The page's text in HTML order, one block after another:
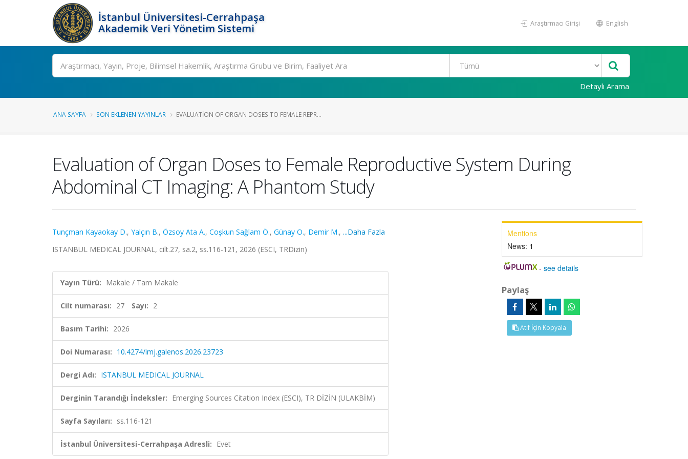
İstanbul Üniversitesi-Cerrahpaşa
Akademik Veri Yönetim Sistemi
Araştırmacı Girişi English
Ara
Detaylı Arama
ANA SAYFA SON EKLENEN YAYINLAR EVALUATION OF ORGAN DOSES TO FEMALE REPR...
Evaluation of Organ Doses to Female Reproductive System During
Abdominal CT Imaging: A Phantom Study
Tunçman Kayaokay D., Yalçın B., Özsoy Ata A., Coşkun Sağlam Ö., Günay O., Demir M., ...Daha Fazla
ISTANBUL MEDICAL JOURNAL, cilt.27, sa.2, ss.116-121, 2026 (ESCI, TRDizin)
Yayın Türü: Makale / Tam Makale
Cilt numarası: 27 Sayı: 2
Basım Tarihi: 2026
Doi Numarası: 10.4274/imj.galenos.2026.23723
Dergi Adı: ISTANBUL MEDICAL JOURNAL
Derginin Tarandığı İndeksler: Emerging Sources Citation Index (ESCI), TR DİZİN (ULAKBİM)
Sayfa Sayıları: ss.116-121
İstanbul Üniversitesi-Cerrahpaşa Adresli: Evet
Mentions
News: 1
-see details
Paylaş
Atıf İçin Kopyala